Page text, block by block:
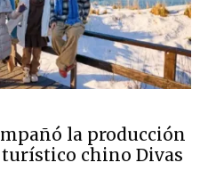
la producción
chino Divas